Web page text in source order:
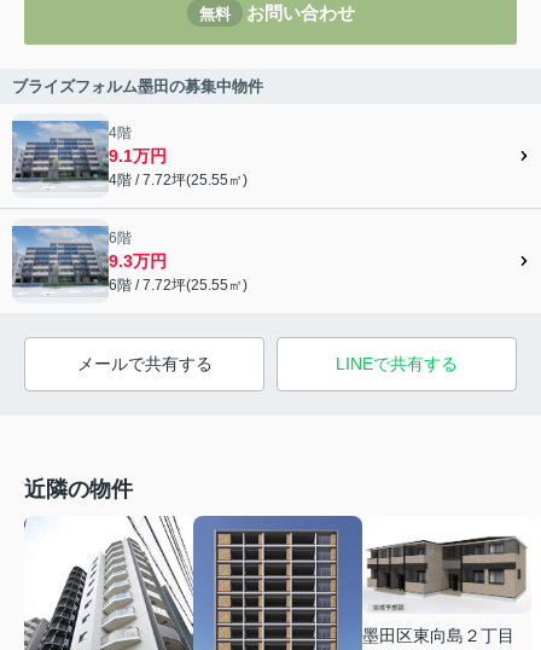
無料 お問い合わせ
ブライズフォルム墨田の募集中物件
4階
9.1万円
4階 / 7.72坪(25.55㎡)
6階
9.3万円
6階 / 7.72坪(25.55㎡)
メールで共有する LINEで共有する
近隣の物件
墨田区東向島２丁目